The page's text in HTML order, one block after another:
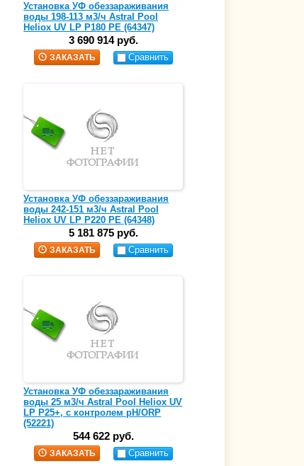
Установка УФ обеззараживания
воды 198-113 м3/ч Astral Pool
Heliox UV LP P180 PE (64347)
3 690 914 руб.
ЗАКАЗАТЬ Сравнить
Установка УФ обеззараживания
воды 242-151 м3/ч Astral Pool
Heliox UV LP P220 PE (64348)
5 181 875 руб.
ЗАКАЗАТЬ Сравнить
Установка УФ обеззараживания
воды 25 м3/ч Astral Pool Heliox UV
LP P25+, с контролем pH/ORP
(52221)
544 622 руб.
ЗАКАЗАТЬ Сравнить